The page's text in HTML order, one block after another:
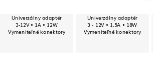
Univerzálny adaptér
3-12V • 1A • 12W
Vymeniteľné konektory
Univerzálny adaptér
3 - 12V • 1.5A • 18W
Vymeniteľné konektory